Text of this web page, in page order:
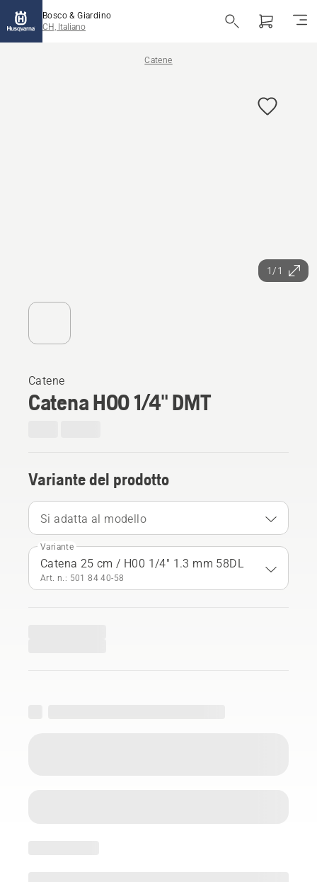
Bosco & Giardino
CH, Italiano
Catene
1/1
Catene
Catena H00 1/4" DMT
Variante del prodotto
Si adatta al modello
Variante
Catena 25 cm / H00 1/4" 1.3 mm 58DL
Art. n.: 501 84 40‑58